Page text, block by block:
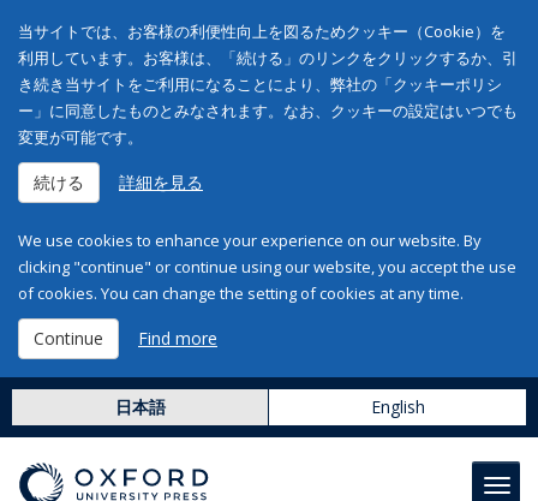
当サイトでは、お客様の利便性向上を図るためクッキー（Cookie）を
利用しています。お客様は、「続ける」のリンクをクリックするか、引
き続き当サイトをご利用になることにより、弊社の「クッキーポリシ
ー」に同意したものとみなされます。なお、クッキーの設定はいつでも
変更が可能です。
続ける 詳細を見る
We use cookies to enhance your experience on our website. By
clicking "continue" or continue using our website, you accept the use
of cookies. You can change the setting of cookies at any time.
Continue Find more
日本語 English